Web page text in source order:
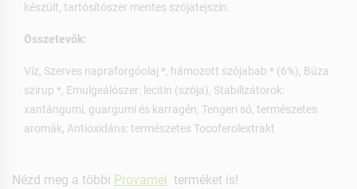
készült, tartósítószer mentes szójatejszín.
Összetevők:
Víz, Szerves napraforgóolaj *, hámozott szójabab * (6%), Búza
szirup *, Emulgeálószer: lecitin (szója), Stabilizátorok:
xantángumi, guargumi és karragén, Tengeri só, természetes
aromák, Antioxidáns: természetes Tocoferolextrakt
Nézd meg a többi Provamel terméket is!